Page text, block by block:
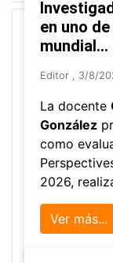
en uno
mundial...
Editor , 3/8/
La docente
González
como
2026,
Ver más...